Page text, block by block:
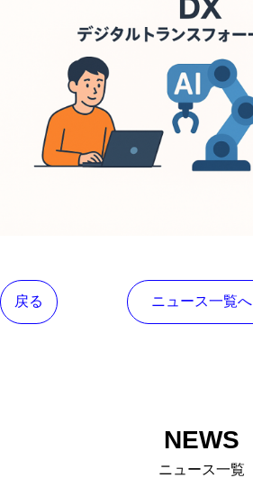
戻る ニュース一覧へ
NEWS
ニュース一覧